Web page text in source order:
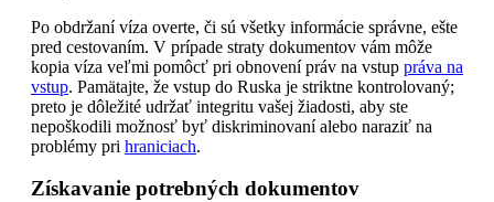
Po obdržaní víza overte, či sú všetky informácie správne, ešte
pred cestovaním. V prípade straty dokumentov vám môže
kopia víza veľmi pomôcť pri obnovení práv na vstup práva na
vstup. Pamätajte, že vstup do Ruska je striktne kontrolovaný;
preto je dôležité udržať integritu vašej žiadosti, aby ste
nepoškodili možnosť byť diskriminovaní alebo naraziť na
problémy pri hraniciach.
Získavanie potrebných dokumentov